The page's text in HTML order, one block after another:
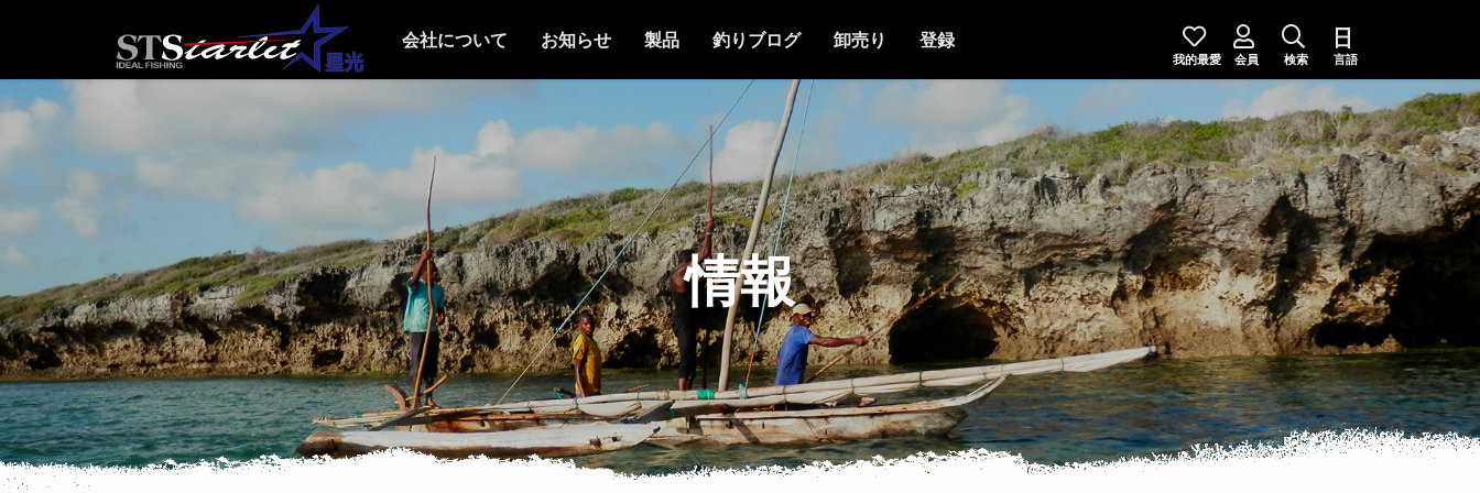
会社について お知らせ 製品 釣りブログ 卸売り 登録
我的最愛 会員 検索 言語
情報